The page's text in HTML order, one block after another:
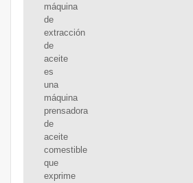
máquina
de
extracción
de
aceite
es
una
máquina
prensadora
de
aceite
comestible
que
exprime